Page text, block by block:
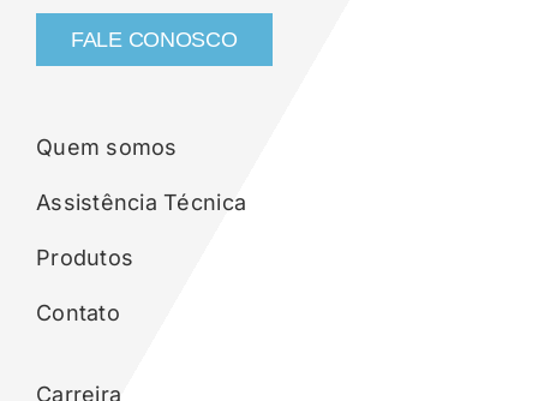
FALE CONOSCO
Quem somos
Assistência Técnica
Produtos
Contato
Carreira